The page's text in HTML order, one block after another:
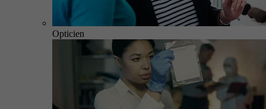
Opticien